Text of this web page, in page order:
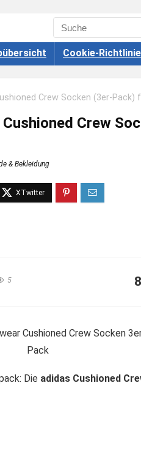
Cookie-
Crew Socken (3er-Pack)
Crew
& Bekleidung
5
Die adidas Cushioned